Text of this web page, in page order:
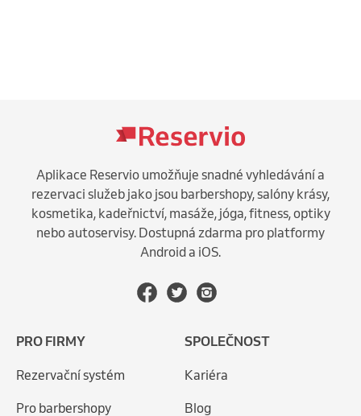
Aplikace Reservio umožňuje snadné vyhledávání a
rezervaci služeb jako jsou barbershopy, salóny krásy,
kosmetika, kadeřnictví, masáže, jóga, fitness, optiky
nebo autoservisy. Dostupná zdarma pro platformy
Android a iOS.
PRO FIRMY
Rezervační systém
Pro barbershopy
SPOLEČNOST
Kariéra
Blog